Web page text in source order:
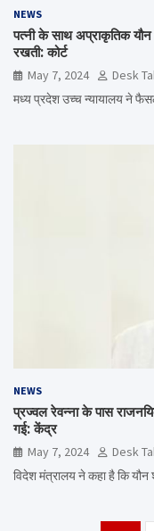
NEWS
पत्नी के साथ अप्राकृतिक
रखती: कोर्ट
May 7, 2024
Desk
मध्य प्रदेश उच्च न्यायालय ने
NEWS
प्रज्वल रेवन्ना के पास
गई: केंद्र
May 7, 2024
Desk
विदेश मंत्रालय ने कहा है कि